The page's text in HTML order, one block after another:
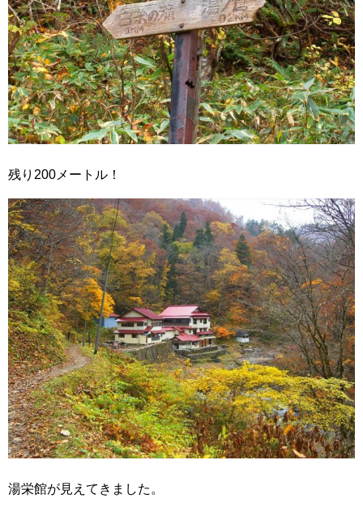
残り200メートル！
湯栄館が見えてきました。